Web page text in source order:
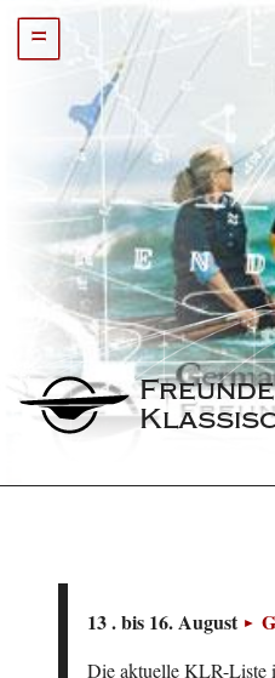
=
13 . bis 16. August
Die aktuelle KLR-Liste